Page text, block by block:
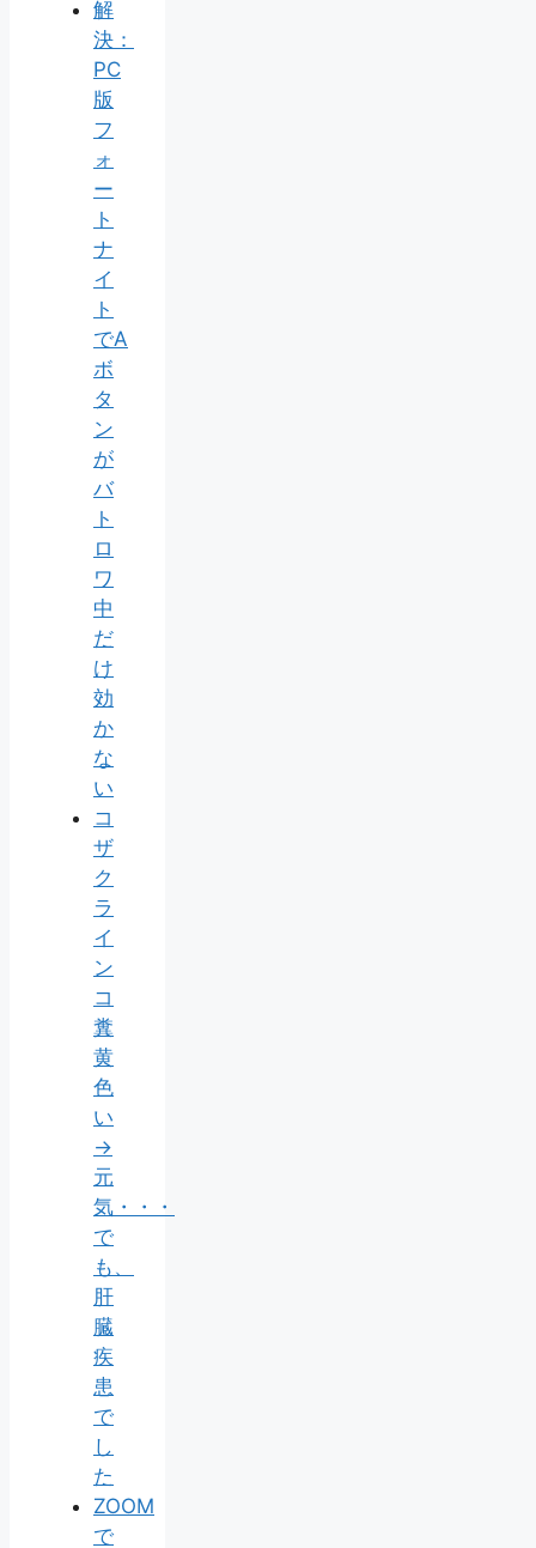
解
決：
PC
版
フ
ォ
ー
ト
ナ
イ
ト
でA
ボ
タ
ン
が
バ
ト
ロ
ワ
中
だ
け
効
か
な
い
コ
ザ
ク
ラ
イ
ン
コ
糞
黄
色
い
→
元
気・・・
で
も、
肝
臓
疾
患
で
し
た
ZOOM
で